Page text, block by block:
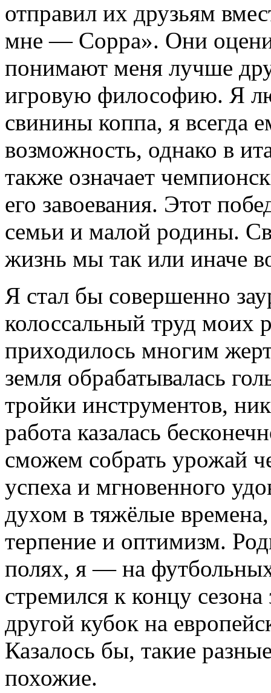
отправил их друзьям
мне — Coppa». Они
понимают меня лучше
игровую философию. Я
свинины коппа, я всегда
возможность, однако в
также означает
его завоевания. Этот
семьи и малой родины.
жизнь мы так или иначе
Я стал бы совершенно
колоссальный труд моих
приходилось многим
земля обрабатывалась
тройки инструментов,
работа казалась
сможем собрать урожай
успеха и мгновенного
духом в тяжёлые
терпение и оптимизм.
полях, я — на
стремился к концу
другой кубок на
Казалось бы, такие
похожие.